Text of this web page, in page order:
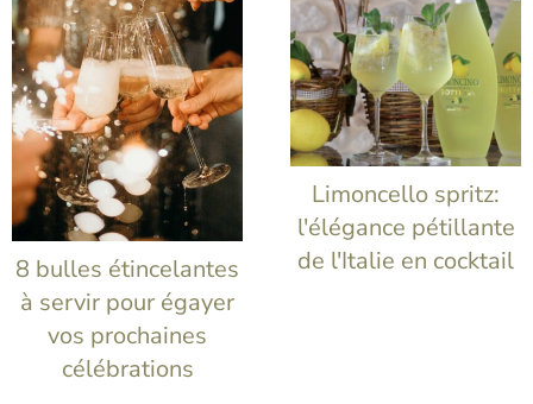
8 bulles étincelantes
à servir pour égayer
vos prochaines
célébrations
Limoncello spritz:
l'élégance pétillante
de l'Italie en cocktail